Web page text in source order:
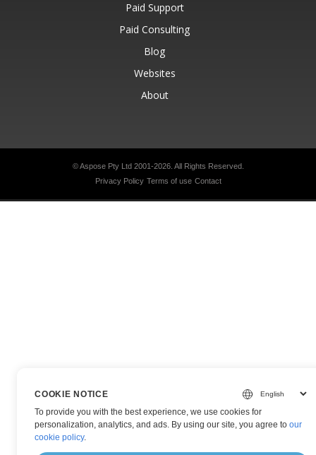
Paid Support
Paid Consulting
Blog
Websites
About
© Aspose Pty Ltd 2001-2026. All Rights Reserved.
Privacy Policy Terms of use Contact
COOKIE NOTICE
To provide you with the best experience, we use cookies for
personalization, analytics, and ads. By using our site, you agree toour
cookie policy.